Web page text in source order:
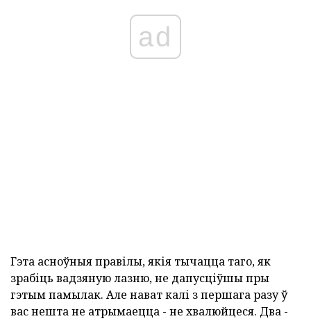
ad
Гэта асноўныя правілы, якія тычацца таго, як
зрабіць вадзяную лазню, не дапусціўшы пры
гэтым памылак. Але нават калі з першага разу ў
вас нешта не атрымаецца - не хвалюйцеся. Два -